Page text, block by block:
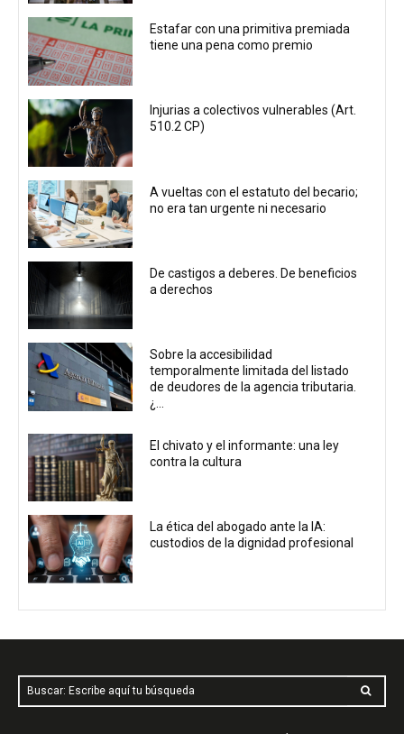
Estafar con una primitiva premiada
tiene una pena como premio
Injurias a colectivos vulnerables (Art.
510.2 CP)
A vueltas con el estatuto del becario;
no era tan urgente ni necesario
De castigos a deberes. De beneficios
a derechos
Sobre la accesibilidad
temporalmente limitada del listado
de deudores de la agencia tributaria.
¿...
El chivato y el informante: una ley
contra la cultura
La ética del abogado ante la IA:
custodios de la dignidad profesional
Buscar: Escribe aquí tu búsqueda